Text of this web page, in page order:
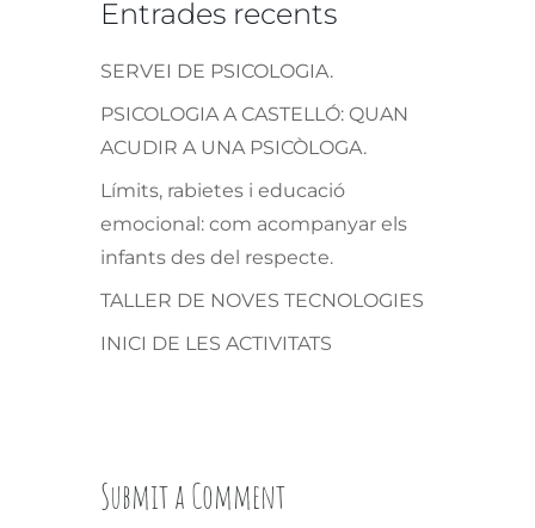
Entrades recents
SERVEI DE PSICOLOGIA.
PSICOLOGIA A CASTELLÓ: QUAN
ACUDIR A UNA PSICÒLOGA.
Límits, rabietes i educació
emocional: com acompanyar els
infants des del respecte.
TALLER DE NOVES TECNOLOGIES
INICI DE LES ACTIVITATS
Submit a Comment